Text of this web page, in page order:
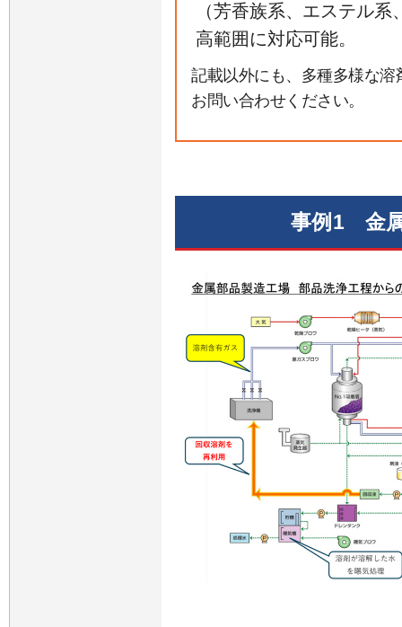
（芳香族系、エステル
高範囲に対応可能。
記載以外にも、多種多様な
お問い合わせください。
事例1 金